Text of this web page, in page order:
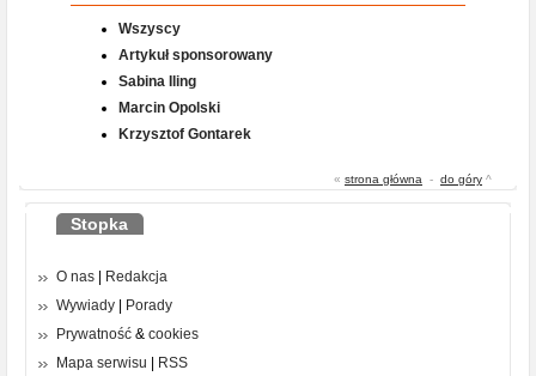
Wszyscy
Artykuł sponsorowany
Sabina Iling
Marcin Opolski
Krzysztof Gontarek
« strona główna - do góry ^
Stopka
O nas
Redakcja
Wywiady
Porady
Prywatność & cookies
Mapa serwisu
RSS